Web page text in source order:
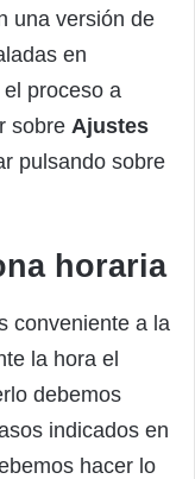
una versión de
en
proceso a
sobre Ajustes
pulsando sobre
horaria
conveniente a la
la hora el
debemos
indicados en
hacer lo